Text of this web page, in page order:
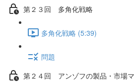
第２３回 多角化戦略
多角化戦略 (5:39)
問題
第２４回 アンゾフの製品・市場